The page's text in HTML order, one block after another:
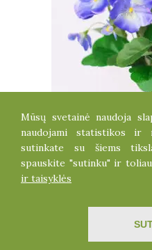
Visos teisės
Mūsų svetainė naudoja
naudojami statistikos ir
sutinkate su šiems
spauskite "sutinku" ir
ir taisyklės